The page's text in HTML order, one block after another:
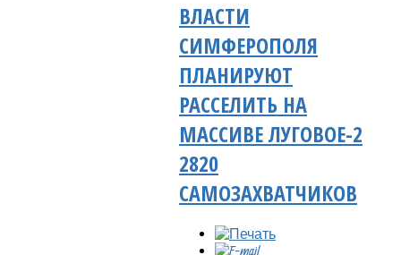
ВЛАСТИ
СИМФЕРОПОЛЯ
ПЛАНИРУЮТ
РАССЕЛИТЬ НА
МАССИВЕ ЛУГОВОЕ-2
2820
САМОЗАХВАТЧИКОВ